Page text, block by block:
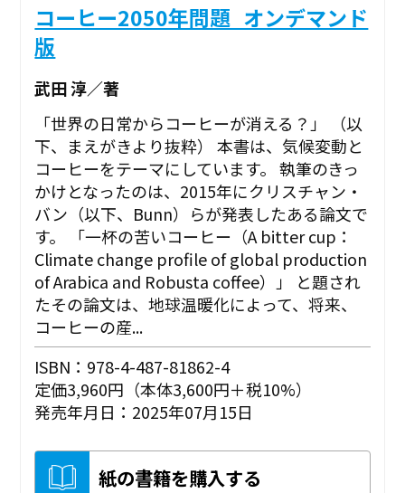
コーヒー2050年問題_オンデマンド
版
武田 淳／著
「世界の日常からコーヒーが消える？」 （以
下、まえがきより抜粋） 本書は、気候変動と
コーヒーをテーマにしています。 執筆のきっ
かけとなったのは、2015年にクリスチャン・
バン（以下、Bunn）らが発表したある論文で
す。 「一杯の苦いコーヒー（A bitter cup：
Climate change profile of global production
of Arabica and Robusta coffee）」 と題され
たその論文は、地球温暖化によって、将来、
コーヒーの産...
ISBN：978-4-487-81862-4
定価3,960円（本体3,600円＋税10%）
発売年月日：2025年07月15日
紙の書籍を購入する